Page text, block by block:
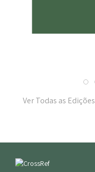
Ver Todas as Edições